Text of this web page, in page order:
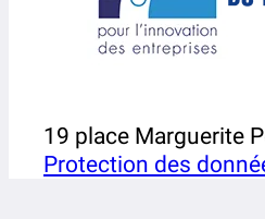
19 place Marguerite
Protection des